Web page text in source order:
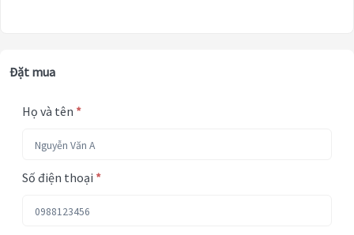
Đặt mua
Họ và tên *
Số điện thoại *